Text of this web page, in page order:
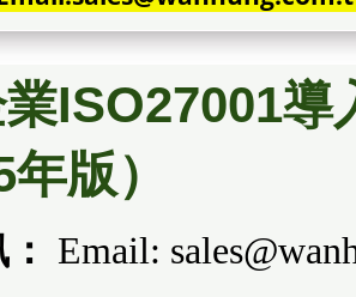
ISO27001導
年版）
Email: